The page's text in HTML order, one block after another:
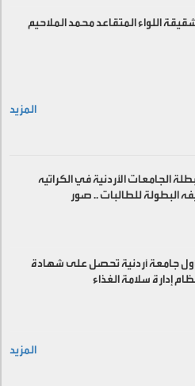
اللواء المتقاعد محمد الملاحيم
المزيد
الجامعات الأردنية في الكراتيه
البطولة للطالبات .. صور
أول جامعة أردنية تحصل على شهادة
المزيد